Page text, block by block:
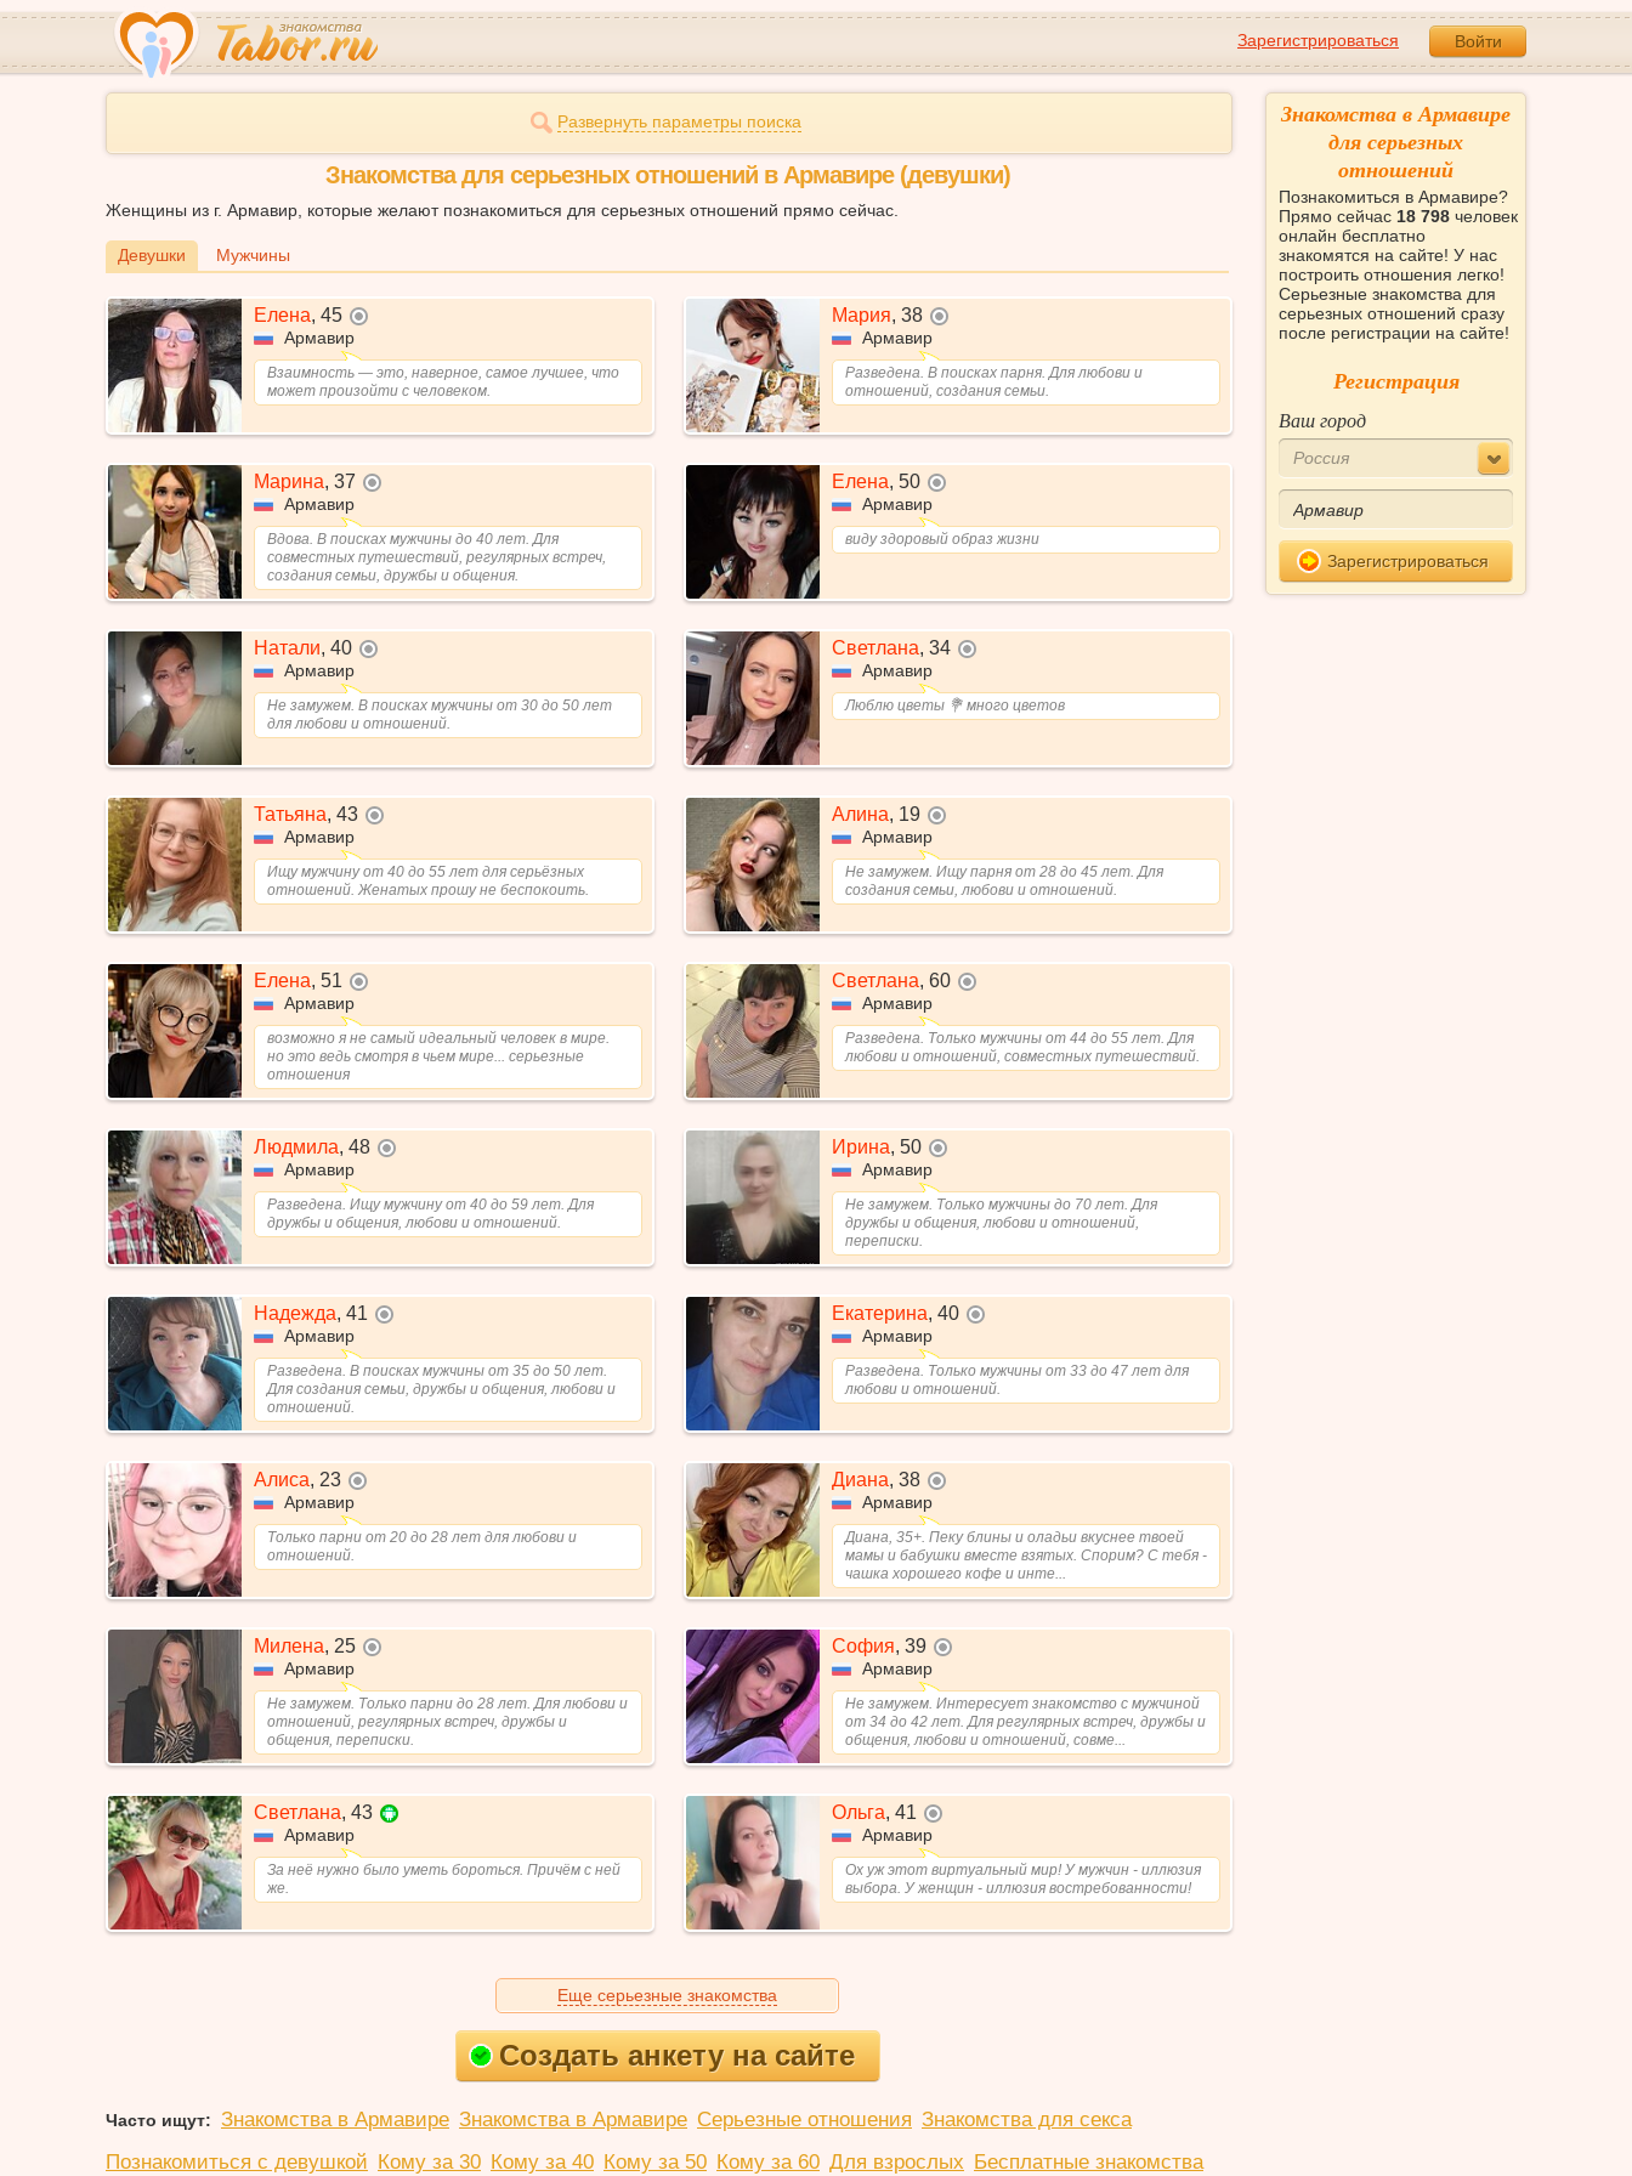
Зарегистрироваться Войти
Развернуть параметры поиска
Знакомства для серьезных отношений в Армавире (девушки)
Женщины из г. Армавир, которые желают познакомиться для серьезных отношений прямо сейчас.
Девушки Мужчины
Елена, 45
Армавир
Взаимность — это, наверное, самое лучшее, что
может произойти с человеком.
Мария, 38
Армавир
Разведена. В поисках парня. Для любови и
отношений, создания семьи.
Марина, 37
Армавир
Вдова. В поисках мужчины до 40 лет. Для
совместных путешествий, регулярных встреч,
создания семьи, дружбы и общения.
Елена, 50
Армавир
виду здоровый образ жизни
Натали, 40
Армавир
Не замужем. В поисках мужчины от 30 до 50 лет
для любови и отношений.
Светлана, 34
Армавир
Люблю цветы 💐 много цветов
Татьяна, 43
Армавир
Ищу мужчину от 40 до 55 лет для серьёзных
отношений. Женатых прошу не беспокоить.
Алина, 19
Армавир
Не замужем. Ищу парня от 28 до 45 лет. Для
создания семьи, любови и отношений.
Елена, 51
Армавир
возможно я не самый идеальный человек в мире.
но это ведь смотря в чьем мире... серьезные
отношения
Светлана, 60
Армавир
Разведена. Только мужчины от 44 до 55 лет. Для
любови и отношений, совместных путешествий.
Людмила, 48
Армавир
Разведена. Ищу мужчину от 40 до 59 лет. Для
дружбы и общения, любови и отношений.
Ирина, 50
Армавир
Не замужем. Только мужчины до 70 лет. Для
дружбы и общения, любови и отношений,
переписки.
Надежда, 41
Армавир
Разведена. В поисках мужчины от 35 до 50 лет.
Для создания семьи, дружбы и общения, любови и
отношений.
Екатерина, 40
Армавир
Разведена. Только мужчины от 33 до 47 лет для
любови и отношений.
Алиса, 23
Армавир
Только парни от 20 до 28 лет для любови и
отношений.
Диана, 38
Армавир
Диана, 35+. Пеку блины и оладьи вкуснее твоей
мамы и бабушки вместе взятых. Спорим? С тебя -
чашка хорошего кофе и инте...
Милена, 25
Армавир
Не замужем. Только парни до 28 лет. Для любови и
отношений, регулярных встреч, дружбы и
общения, переписки.
София, 39
Армавир
Не замужем. Интересует знакомство с мужчиной
от 34 до 42 лет. Для регулярных встреч, дружбы и
общения, любови и отношений, совме...
Светлана, 43
Армавир
За неё нужно было уметь бороться. Причём с ней
же.
Ольга, 41
Армавир
Ох уж этот виртуальный мир! У мужчин - иллюзия
выбора. У женщин - иллюзия востребованности!
Еще серьезные знакомства
Создать анкету на сайте
Часто ищут: Знакомства в Армавире Знакомства в Армавире Серьезные отношения Знакомства для секса
Познакомиться с девушкой Кому за 30 Кому за 40 Кому за 50 Кому за 60 Для взрослых Бесплатные знакомства
Знакомства в Армавире
для серьезных
отношений
Познакомиться в Армавире?
Прямо сейчас 18 798 человек
онлайн бесплатно
знакомятся на сайте! У нас
построить отношения легко!
Серьезные знакомства для
серьезных отношений сразу
после регистрации на сайте!
Регистрация
Ваш город
Россия
Зарегистрироваться